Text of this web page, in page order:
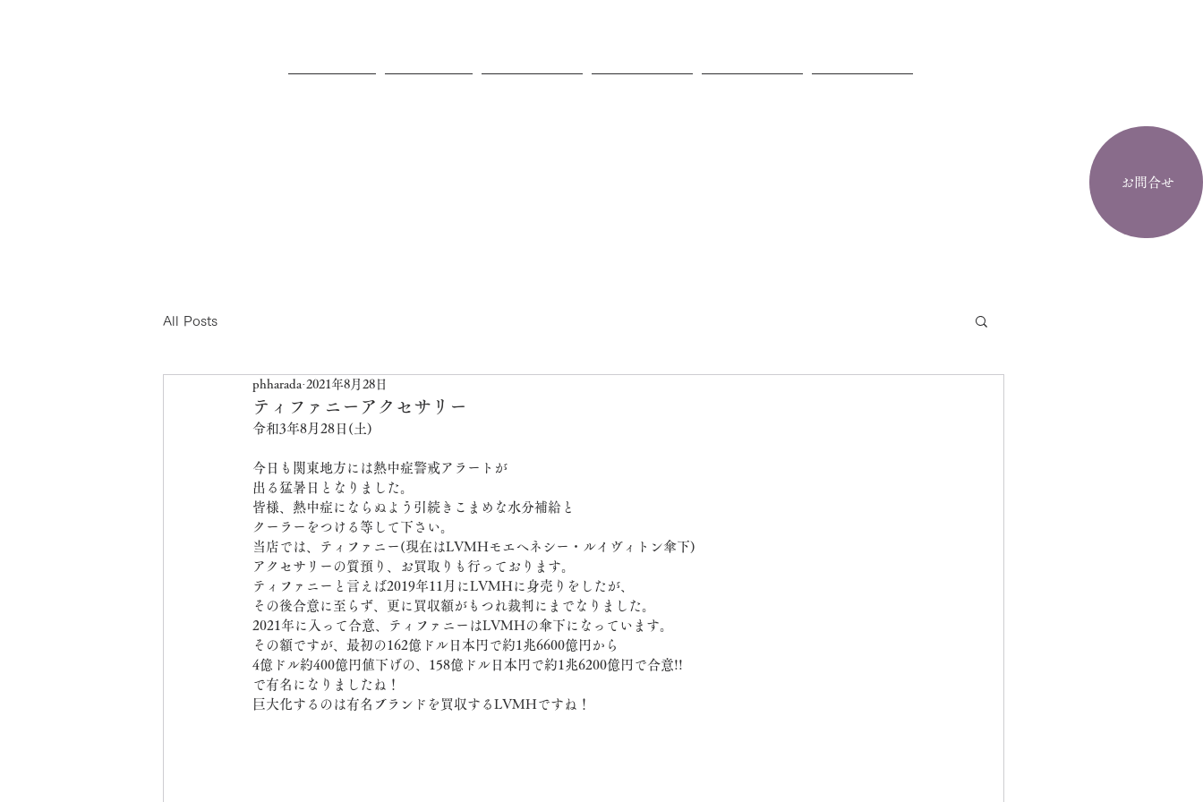
お問合せ
All Posts
ティファニーアクセサリー
phharada 2021年8月28日
令和3年8月28日(土)
今日も関東地方には熱中症警戒アラートが
出る猛暑日となりました。
皆様、熱中症にならぬよう引続きこまめな水分補給と
クーラーをつける等して下さい。
当店では、ティファニー(現在はLVMHモエヘネシー・ルイヴィトン傘下)
アクセサリーの質預り、お買取りも行っております。
ティファニーと言えば2019年11月にLVMHに身売りをしたが、
その後合意に至らず、更に買収額がもつれ裁判にまでなりました。
2021年に入って合意、ティファニーはLVMHの傘下になっています。
その額ですが、最初の162億ドル日本円で約1兆6600億円から
4億ドル約400億円値下げの、158億ドル日本円で約1兆6200億円で合意!!
で有名になりましたね！
巨大化するのは有名ブランドを買収するLVMHですね！